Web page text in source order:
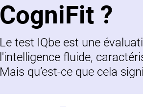
CogniFit ?
Le test IQbe est une
l'intelligence fluide,
Mais qu’est-ce que cela